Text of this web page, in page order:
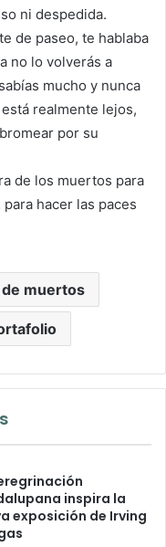
ni despedida.
de paseo, te hablaba
no lo volverás a
mucho y nunca
realmente lejos,
por su
de los muertos para
hacer las paces
muertos
inspira la
exposición de Irving